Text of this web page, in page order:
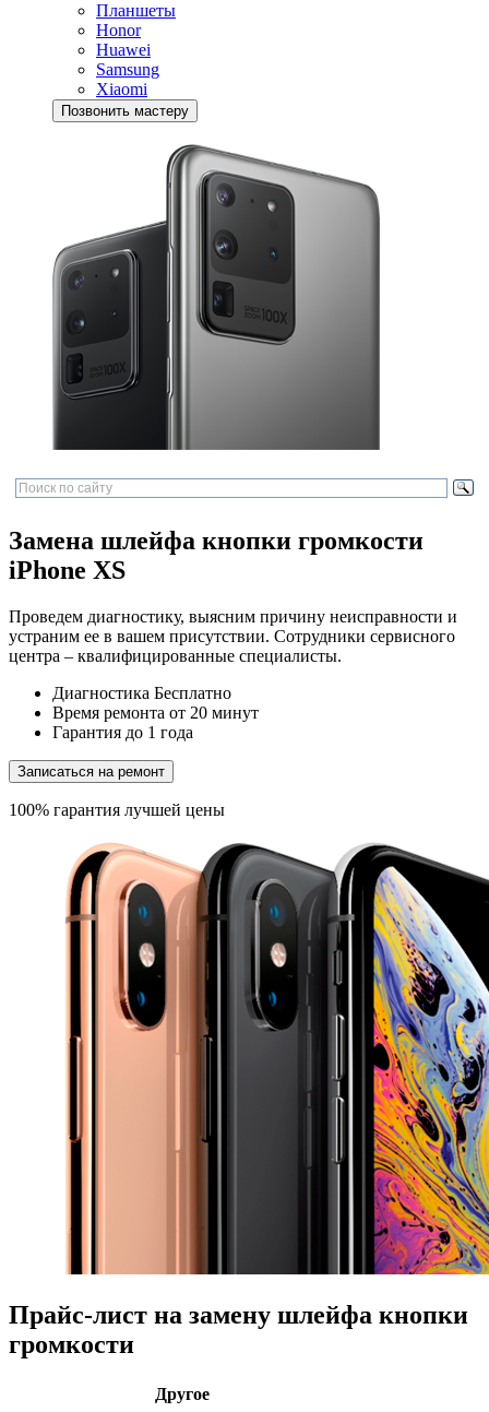
Планшеты
Honor
Huawei
Samsung
Xiaomi
Позвонить мастеру
Замена шлейфа кнопки громкости
iPhone XS
Проведем диагностику, выясним причину неисправности и
устраним ее в вашем присутствии. Сотрудники сервисного
центра – квалифицированные специалисты.
Диагностика Бесплатно
Время ремонта от 20 минут
Гарантия до 1 года
Записаться на ремонт
100% гарантия лучшей цены
Прайс-лист на замену шлейфа кнопки
громкости
Другое